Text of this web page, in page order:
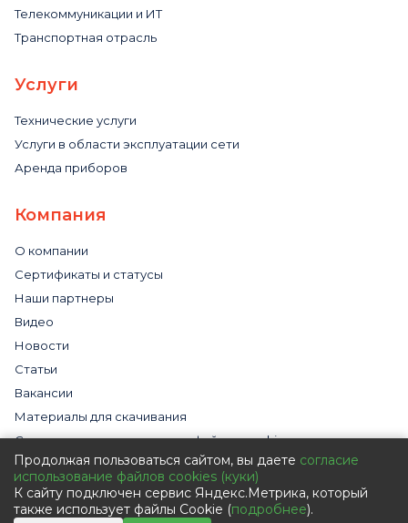
Телекоммуникации и ИТ
Транспортная отрасль
Услуги
Технические услуги
Услуги в области эксплуатации сети
Аренда приборов
Компания
О компании
Сертификаты и статусы
Наши партнеры
Видео
Новости
Статьи
Вакансии
Материалы для скачивания
Cогласие на использование файлов cookies
Обработка персональных данных с помощью сервиса
«Яндекс.Метрика»
Политика в отношении обработки персональных данных
Продолжая пользоваться сайтом, вы даете согласие
использование файлов cookies (куки)
К сайту подключен сервис Яндекс.Метрика, который
также использует файлы Cookie (подробнее).